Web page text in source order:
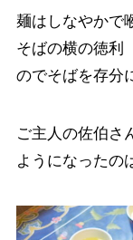
麺はしなやかで
そばの横の徳利
のでそばを存分
ご主人の佐伯さ
ようになったの